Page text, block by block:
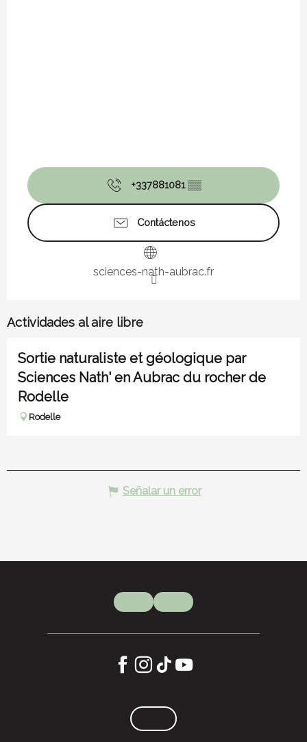
+337881081▒▒
Contáctenos
sciences-nath-aubrac.fr
Actividades al aire libre
Sortie naturaliste et géologique par
Sciences Nath' en Aubrac du rocher de
Rodelle
Rodelle
Señalar un error